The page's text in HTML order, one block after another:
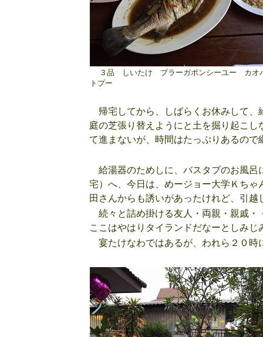
３品 しいたけ プラーガポンシーユー カオ
トプー
帰宅してから、しばらくお休みして、
庭の芝張り替えようにと土を掘り起こ
て進まないが、時間はたっぷりあるので
給湯器のためしに、バスタブのお風呂
宅）へ、今日は、めージョー大学Ｋち
田さんからも誘いがあったけれど、引
続々と詰め掛ける友人・両親・親戚
ここはやはりタイランドだなーとしみ
宴たけなわではあるが、われら２０時